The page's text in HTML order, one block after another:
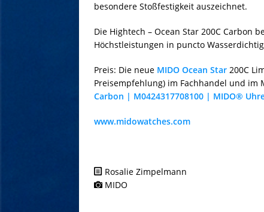
besondere Stoßfestigkeit auszeichnet.
Die Hightech – Ocean Star 200C
Höchstleistungen in puncto
Preis: Die neue MIDO Ocean Star 200C
Preisempfehlung) im Fachhandel und
Carbon | M0424317708100 | MIDO®
www.midowatches.com
Rosalie Zimpelmann
MIDO